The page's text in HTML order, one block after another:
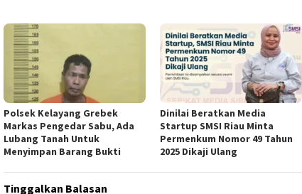
Polsek Kelayang Grebek
Markas Pengedar Sabu, Ada
Lubang Tanah Untuk
Menyimpan Barang Bukti
Dinilai Beratkan Media
Startup SMSI Riau Minta
Permenkum Nomor 49 Tahun
2025 Dikaji Ulang
Tinggalkan Balasan